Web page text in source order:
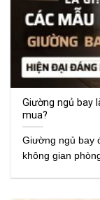
Giường ngủ bay
mua?
Giường ngủ bay
không gian